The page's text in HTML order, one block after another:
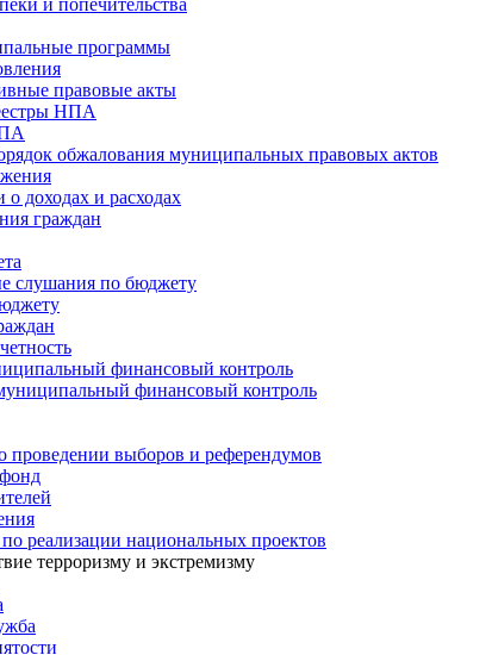
и попечительства
программы
правовые акты
НПА
обжалования муниципальных правовых актов
о доходах и расходах
граждан
слушания по бюджету
финансовый контроль
финансовый контроль
проведении выборов и референдумов
реализации национальных проектов
терроризму и экстремизму